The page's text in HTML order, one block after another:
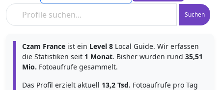
Suchen
Czam France ist ein Level 8 Local Guide. Wir erfassen
die Statistiken seit 1 Monat. Bisher wurden rund 35,51
Mio. Fotoaufrufe gesammelt.
Das Profil erzielt aktuell 13,2 Tsd. Fotoaufrufe pro Tag